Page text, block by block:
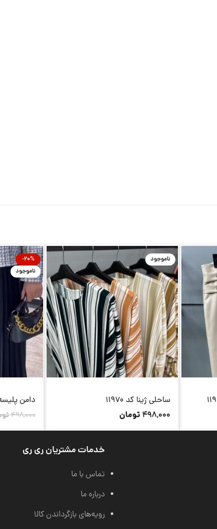
ناموجود
ساحلی ژینا کد 11970
498,000 تومان
-20%
ناموجود
دامن پلیسه
498,000
خدمات مشتریان ری ری
تماس با ما
درباره ما
رویه‌های بازگرداندن کالا